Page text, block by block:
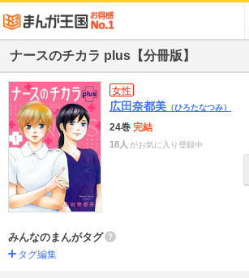
ナースのチカラ plus【分冊版】
女性
広田奈都美 （ひろたなつみ）
24巻 完結
18人 がお気に入り登録中
みんなのまんがタグ
タグ編集